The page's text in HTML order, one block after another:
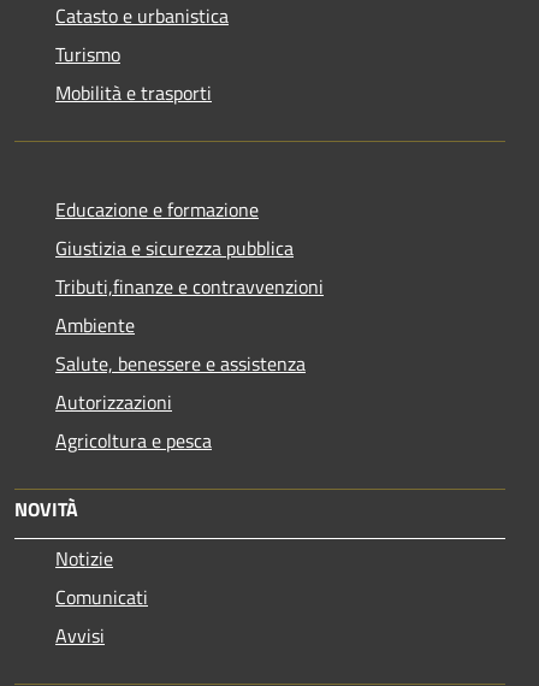
Catasto e urbanistica
Turismo
Mobilità e trasporti
Educazione e formazione
Giustizia e sicurezza pubblica
Tributi,finanze e contravvenzioni
Ambiente
Salute, benessere e assistenza
Autorizzazioni
Agricoltura e pesca
NOVITÀ
Notizie
Comunicati
Avvisi